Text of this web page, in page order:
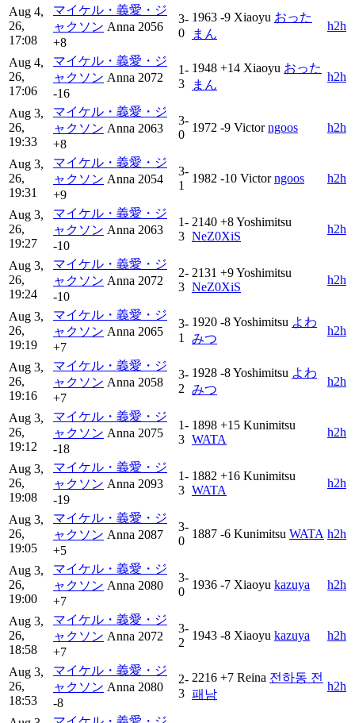
Aug 4,
26,
17:08
マイケル・義愛・ジ
ャクソン Anna 2056
+8
3-
0
1963 -9 Xiaoyu おった
まん
h2h
Aug 4,
26,
17:06
マイケル・義愛・ジ
ャクソン Anna 2072
-16
1-
3
1948 +14 Xiaoyu おった
まん
h2h
Aug 3,
26,
19:33
マイケル・義愛・ジ
ャクソン Anna 2063
+8
3-
0
1972 -9 Victor ngoos h2h
Aug 3,
26,
19:31
マイケル・義愛・ジ
ャクソン Anna 2054
+9
3-
1
1982 -10 Victor ngoos h2h
Aug 3,
26,
19:27
マイケル・義愛・ジ
ャクソン Anna 2063
-10
1-
3
2140 +8Yoshimitsu
NeZ0XiS
h2h
Aug 3,
26,
19:24
マイケル・義愛・ジ
ャクソン Anna 2072
-10
2-
3
2131 +9Yoshimitsu
NeZ0XiS
h2h
Aug 3,
26,
19:19
マイケル・義愛・ジ
ャクソン Anna 2065
+7
3-
1
1920 -8Yoshimitsu よわ
みつ
h2h
Aug 3,
26,
19:16
マイケル・義愛・ジ
ャクソン Anna 2058
+7
3-
2
1928 -8Yoshimitsu よわ
みつ
h2h
Aug 3,
26,
19:12
マイケル・義愛・ジ
ャクソン Anna 2075
-18
1-
3
1898 +15 Kunimitsu
WATA
h2h
Aug 3,
26,
19:08
マイケル・義愛・ジ
ャクソン Anna 2093
-19
1-
3
1882 +16 Kunimitsu
WATA
h2h
Aug 3,
26,
19:05
マイケル・義愛・ジ
ャクソン Anna 2087
+5
3-
0
1887 -6 Kunimitsu WATA h2h
Aug 3,
26,
19:00
マイケル・義愛・ジ
ャクソン Anna 2080
+7
3-
0
1936 -7 Xiaoyu kazuya h2h
Aug 3,
26,
18:58
マイケル・義愛・ジ
ャクソン Anna 2072
+7
3-
2
1943 -8 Xiaoyu kazuya h2h
Aug 3,
26,
18:53
マイケル・義愛・ジ
ャクソン Anna 2080
-8
2-
3
2216 +7 Reina 전하동 전
패남
h2h